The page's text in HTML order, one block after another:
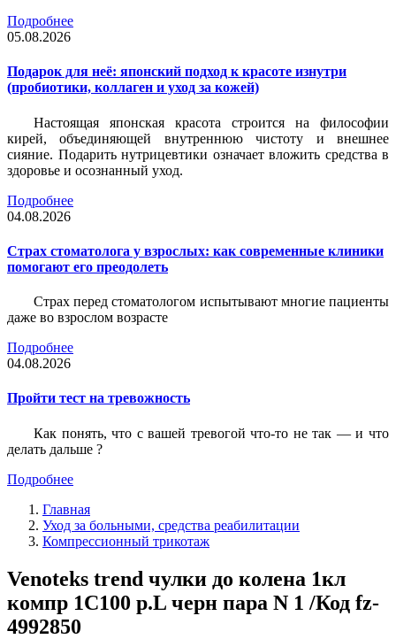
Подробнее
05.08.2026
Подарок для неё: японский подход к красоте изнутри
(пробиотики, коллаген и уход за кожей)
Настоящая японская красота строится на философии
кирей, объединяющей внутреннюю чистоту и внешнее
сияние. Подарить нутрицевтики означает вложить средства в
здоровье и осознанный уход.
Подробнее
04.08.2026
Страх стоматолога у взрослых: как современные клиники
помогают его преодолеть
Страх перед стоматологом испытывают многие пациенты
даже во взрослом возрасте
Подробнее
04.08.2026
Пройти тест на тревожность
Как понять, что с вашей тревогой что-то не так — и что
делать дальше ?
Подробнее
Главная
Уход за больными, средства реабилитации
Компрессионный трикотаж
Venoteks trend чулки до колена 1кл
компр 1C100 р.L черн пара N 1 /Код fz-
4992850